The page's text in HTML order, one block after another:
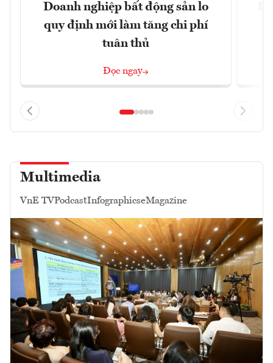
Doanh nghiệp bất động sản lo
quy định mới làm tăng chi phí
tuân thủ
Đọc ngay
Multimedia
VnE TVPodcastInfographicseMagazine